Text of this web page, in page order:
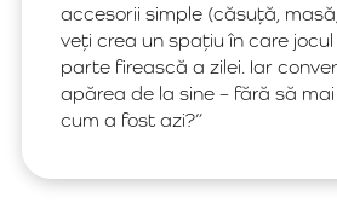
accesorii simple (căsuță,
veți crea un spațiu în care
parte firească a zilei. Iar
apărea de la sine – fără să mai
cum a fost azi?”